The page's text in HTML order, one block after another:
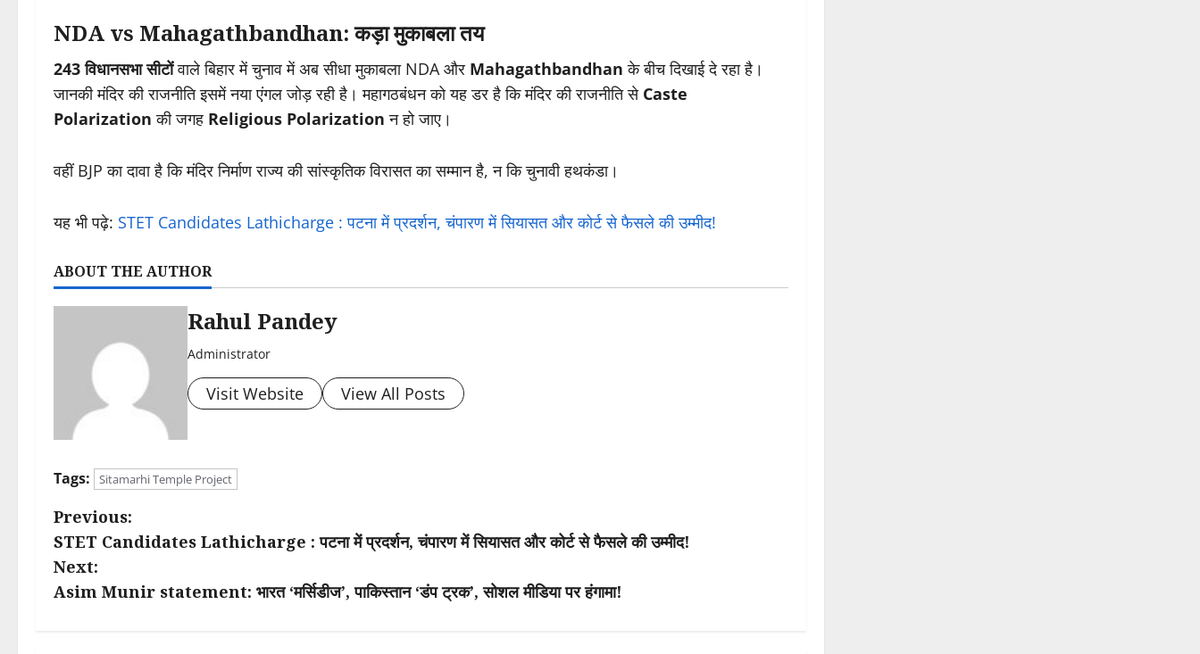
NDA vs Mahagathbandhan: कड़ा मुकाबला तय
243 विधानसभा सीटोंवाले बिहार में चुनाव में अब सीधा मुकाबला NDA और Mahagathbandhan के बीच दिखाई दे रहा है।
जानकी मंदिर की राजनीति इसमें नया एंगल जोड़ रही है। महागठबंधन को यह डर है कि मंदिर की राजनीति से Caste
Polarization की जगह Religious Polarization न हो जाए।
वहीं BJP का दावा है कि मंदिर निर्माण राज्य की सांस्कृतिक विरासत का सम्मान है, न कि चुनावी हथकंडा।
यह भी पढ़े: STET Candidates Lathicharge : पटना में प्रदर्शन, चंपारण में सियासत और कोर्ट से फैसले की उम्मीद!
ABOUT THE AUTHOR
Rahul Pandey
Administrator
Visit Website View All Posts
Tags: Sitamarhi Temple Project
P
o
s
Previous:
STET Candidates Lathicharge : पटना में प्रदर्शन, चंपारण में सियासत और कोर्ट से फैसले की उम्मीद!
Next:
Asim Munir statement: भारत ‘मर्सिडीज’, पाकिस्तान ‘डंप ट्रक’, सोशल मीडिया पर हंगामा!